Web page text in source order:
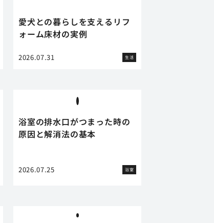
愛犬との暮らしを支えるリフ
ォーム床材の実例
2026.07.31 生活
浴室の排水口がつまった時の
原因と解消法の基本
2026.07.25 浴室